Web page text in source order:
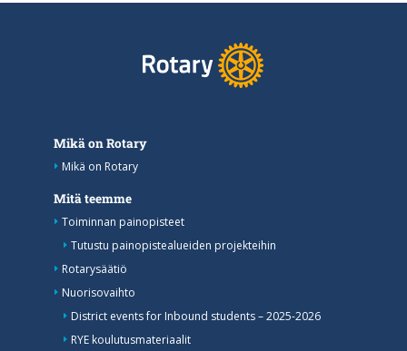
Mikä on Rotary
Mikä on Rotary
Mitä teemme
Toiminnan painopisteet
Tutustu painopistealueiden projekteihin
Rotarysäätiö
Nuorisovaihto
District events for Inbound students – 2025-2026
RYE koulutusmateriaalit